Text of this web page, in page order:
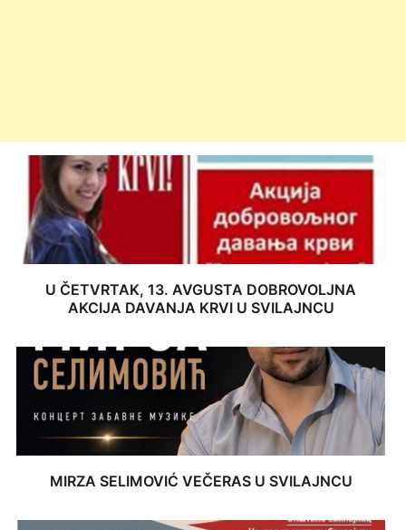
U ČETVRTAK, 13. AVGUSTA DOBROVOLJNA
AKCIJA DAVANJA KRVI U SVILAJNCU
MIRZA SELIMOVIĆ VEČERAS U SVILAJNCU